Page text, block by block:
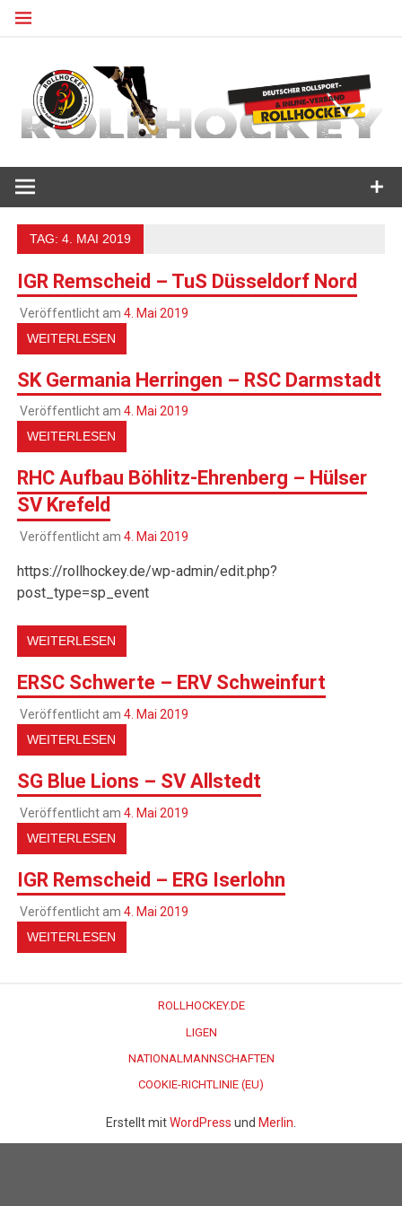
Zum
TAG:4. MAI 2019
IGR Remscheid – TuS Düsseldorf Nord
Veröffentlicht am 4. Mai 2019
WEITERLESEN
SK Germania Herringen – RSC Darmstadt
Veröffentlicht am 4. Mai 2019
WEITERLESEN
RHC Aufbau Böhlitz-Ehrenberg – Hülser
SV Krefeld
Veröffentlicht am 4. Mai 2019
https://rollhockey.de/wp-admin/edit.php?
post_type=sp_event
WEITERLESEN
ERSC Schwerte – ERV Schweinfurt
Veröffentlicht am 4. Mai 2019
WEITERLESEN
SG Blue Lions – SV Allstedt
Veröffentlicht am 4. Mai 2019
WEITERLESEN
IGR Remscheid – ERG Iserlohn
Veröffentlicht am 4. Mai 2019
WEITERLESEN
ROLLHOCKEY.DE
LIGEN
NATIONALMANNSCHAFTEN
COOKIE-RICHTLINIE (EU)
Erstellt mitWordPress und Merlin